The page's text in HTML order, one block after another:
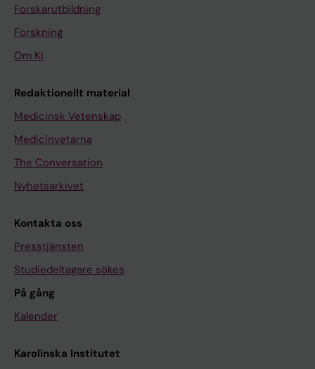
Forskarutbildning
Forskning
Om KI
Redaktionellt material
Medicinsk Vetenskap
Medicinvetarna
The Conversation
Nyhetsarkivet
Kontakta oss
Presstjänsten
Studiedeltagare sökes
På gång
Kalender
Karolinska Institutet